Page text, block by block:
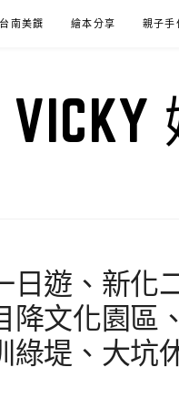
台南美饌 繪本分享 親子手
日遊、新化
降文化園區
堤、大坑